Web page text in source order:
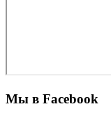
Мы в Facebook